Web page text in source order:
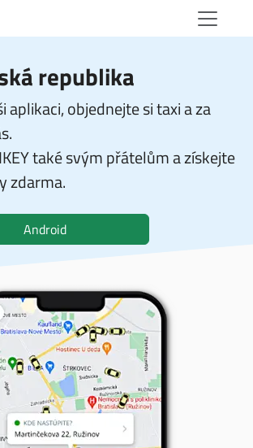
republika
aplikaci, objednejte si taxi a za
také svým přátelům a získejte
zdarma.
Android